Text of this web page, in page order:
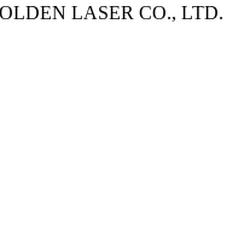
LASER CO., LTD.